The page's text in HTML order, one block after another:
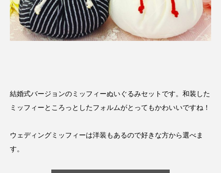
結婚式バージョンのミッフィーぬいぐるみセットです。和装した
ミッフィーところっとしたフォルムがとってもかわいいですね！
ウェディングミッフィーは洋装もあるので好きな方から選べま
す。